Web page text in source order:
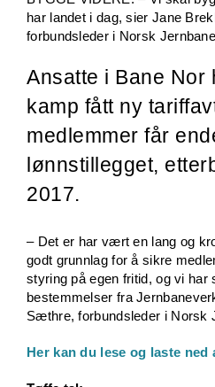
har landet i dag, sier Jane
forbundsleder i Norsk
Ansatte i Bane Nor
kamp fått ny
medlemmer får
lønnstillegget,
2017.
– Det er har vært en lang og
godt grunnlag for å sikre
styring på egen fritid, og vi har
bestemmelser fra
Sæthre, forbundsleder i Norsk
Her kan du lese og laste